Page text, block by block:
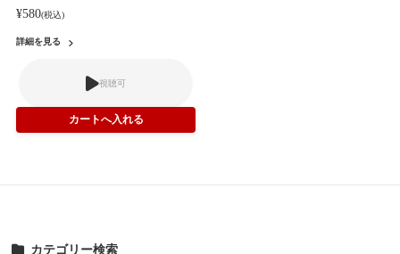
¥580(税込)
詳細を見る
視聴可
カテゴリー検索